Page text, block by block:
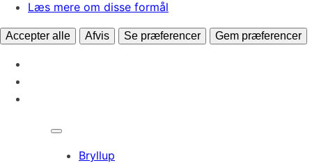
Læs mere om disse formål
Accepter alle Afvis Se præferencer Gem præferencer
Bryllup